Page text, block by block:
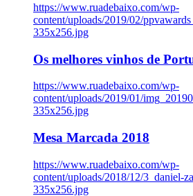
https://www.ruadebaixo.com/wp-
content/uploads/2019/02/
335x256.jpg
Os melhores vinhos de
https://www.ruadebaixo.com/wp-
content/uploads/2019/01/
335x256.jpg
Mesa Marcada 2018
https://www.ruadebaixo.com/wp-
content/uploads/2018/12/3_daniel-
335x256.jpg